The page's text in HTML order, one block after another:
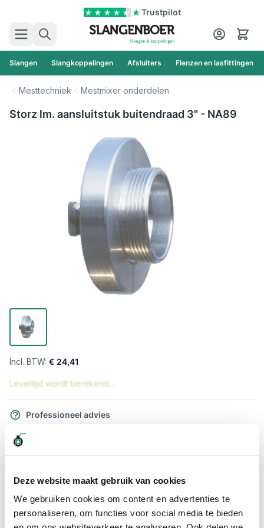
Deze website maakt gebruik van cookies
We gebruiken cookies om content en advertenties te
personaliseren, om functies voor social media te bieden
Trustpilot
Zoek
Cart
Slangen Slangkoppelingen Afsluiters Flenzen en lasfittingen
Mesttechniek Mestmixer onderdelen
Storz lm. aansluitstuk buitendraad 3" - NA89
€ 24,41
Levertijd wordt berekend...
Professioneel advies
Snel naar
Meer informatie